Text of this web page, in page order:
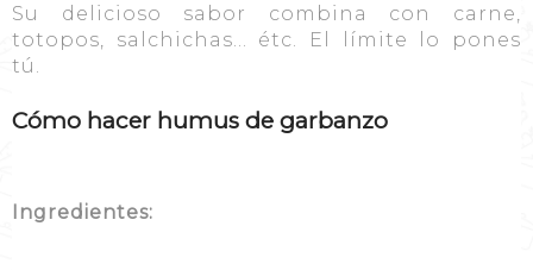
Su delicioso sabor combina con carne,
totopos, salchichas… étc. El límite lo pones
tú.
Cómo hacer humus de garbanzo
Ingredientes: